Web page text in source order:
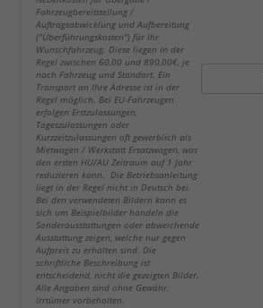
Fahrzeugbereitstellung /
Auftragsabwicklung und Aufbereitung
("Überführungskosten") für Ihr
Wunschfahrzeug. Diese liegen in der
Regel zwischen 60,00 und 890,00€, je
nach Fahrzeug und Standort. Ein
Transport an Ihre Adresse ist in der
Regel möglich. Bei EU-Fahrzeugen
erfolgen Erstzulassungen,
Tageszulassungen oder
Kurzzeitzulassungen oft gewerblich als
Mietwagen / Werkstatt Ersatzwagen, was
den ersten HU/AU Zeitraum auf 1 Jahr
reduzieren kann. Die Betriebsanleitung
liegt in der Regel nicht in Deutsch bei.
Bei den verwendeten Bildern kann es
sich um Beispielbilder handeln die
Sonderausstattungen oder abweichende
Ausstattung zeigen, welche nur gegen
Aufpreis zu erhalten sind. Die
schriftliche Beschreibung ist
entscheidend, nicht die gezeigten Bilder.
Alle Angaben sind ohne Gewähr.
Irrtümer vorbehalten.